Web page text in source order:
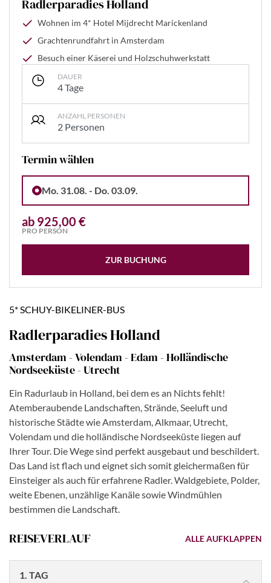
Radlerparadies Holland
Wohnen im 4* Hotel Mijdrecht Marickenland
Grachtenrundfahrt in Amsterdam
Besuch einer Käserei und Holzschuhwerkstatt
DAUER
4 Tage
ANZAHL PERSONEN
2 Personen
Termin wählen
Mo. 31.08. - Do. 03.09.
ab 925,00 €
PRO PERSON
ZUR BUCHUNG
5* SCHUY-BIKELINER-BUS
Radlerparadies Holland
Amsterdam - Volendam - Edam - Holländische
Nordseeküste - Utrecht
Ein Radurlaub in Holland, bei dem es an Nichts fehlt!
Atemberaubende Landschaften, Strände, Seeluft und
historische Städte wie Amsterdam, Alkmaar, Utrecht,
Volendam und die holländische Nordseeküste liegen auf
Ihrer Tour. Die Wege sind perfekt ausgebaut und beschildert.
Das Land ist flach und eignet sich somit gleichermaßen für
Einsteiger als auch für erfahrene Radler. Waldgebiete, Polder,
weite Ebenen, unzählige Kanäle sowie Windmühlen
bestimmen die Landschaft.
REISEVERLAUF ALLE AUFKLAPPEN
1. TAG